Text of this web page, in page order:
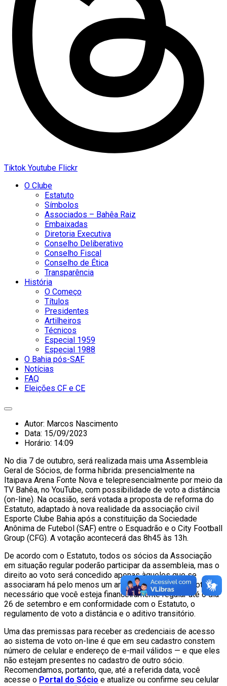
Tiktok Youtube Flickr
O Clube
Estatuto
Símbolos
Associados – Bahêa Raiz
Embaixadas
Diretoria Executiva
Conselho Deliberativo
Conselho Fiscal
Conselho de Ética
Transparência
História
O Começo
Títulos
Presidentes
Artilheiros
Técnicos
Especial 1959
Especial 1988
O Bahia pós-SAF
Notícias
FAQ
Eleições CF e CE
Autor: Marcos Nascimento
Data: 15/09/2023
Horário: 14:09
No dia 7 de outubro, será realizada mais uma Assembleia
Geral de Sócios, de forma híbrida: presencialmente na
Itaipava Arena Fonte Nova e telepresencialmente por meio da
TV Bahêa, no YouTube, com possibilidade de voto a distância
(on-line). Na ocasião, será votada a proposta de reforma do
Estatuto, adaptado à nova realidade da associação civil
Esporte Clube Bahia após a constituição da Sociedade
Anônima de Futebol (SAF) entre o Esquadrão e o City Football
Group (CFG). A votação acontecerá das 8h45 às 13h.
De acordo com o Estatuto, todos os sócios da Associação
em situação regular poderão participar da assembleia, mas o
direito ao voto será concedido apenas àqueles que se
associaram há pelo menos um ano. Além disso, para votar é
necessário que você esteja financeiramente regular até o dia
26 de setembro e em conformidade com o Estatuto, o
regulamento de voto a distância e o aditivo transitório.
Uma das premissas para receber as credenciais de acesso
ao sistema de voto on-line é que em seu cadastro constem
número de celular e endereço de e-mail válidos — e que eles
não estejam presentes no cadastro de outro sócio.
Recomendamos, portanto, que, até a referida data, você
acesse o Portal do Sócio e atualize ou confirme seu celular